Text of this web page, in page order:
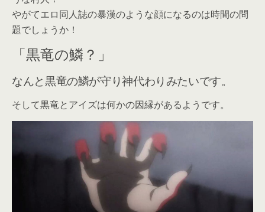
やがてエロ同人誌の暴漢のような顔になるのは時間の問
題でしょうか！
「黒竜の鱗？」
なんと黒竜の鱗が守り神代わりみたいです。
そして黒竜とアイズは何かの因縁があるようです。